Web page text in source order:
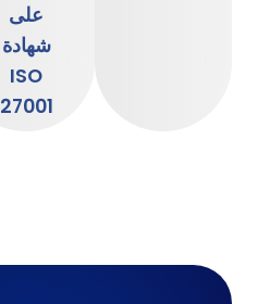
على
شهادة
ISO
27001